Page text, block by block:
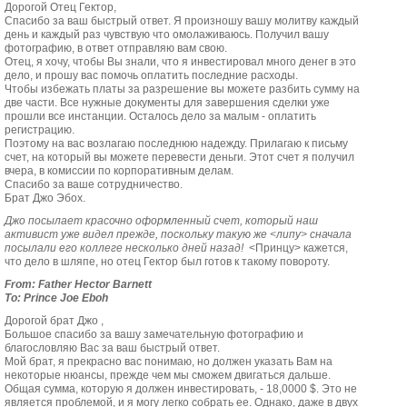
Дорогой Отец Гектор,
Спасибо за ваш быстрый ответ. Я произношу вашу молитву каждый
день и каждый раз чувствую что омолаживаюсь. Получил вашу
фотографию, в ответ отправляю вам свою.
Отец, я хочу, чтобы Вы знали, что я инвестировал много денег в это
дело, и прошу вас помочь оплатить последние расходы.
Чтобы избежать платы за разрешение вы можете разбить сумму на
две части. Все нужные документы для завершения сделки уже
прошли все инстанции. Осталось дело за малым - оплатить
регистрацию.
Поэтому на вас возлагаю последнюю надежду. Прилагаю к письму
счет, на который вы можете перевести деньги. Этот счет я получил
вчера, в комиссии по корпоративным делам.
Спасибо за ваше сотрудничество.
Брат Джо Эбох.
Джо посылает красочно оформленный счет, который наш
активист уже видел прежде, поскольку такую же <липу> сначала
посылали его коллеге несколько дней назад! <Принцу> кажется,
что дело в шляпе, но отец Гектор был готов к такому повороту.
From: Father Hector Barnett
To: Prince Joe Eboh
Дорогой брат Джо ,
Большое спасибо за вашу замечательную фотографию и
благословляю Вас за ваш быстрый ответ.
Мой брат, я прекрасно вас понимаю, но должен указать Вам на
некоторые нюансы, прежде чем мы сможем двигаться дальше.
Общая сумма, которую я должен инвестировать, - 18,0000 $. Это не
является проблемой, и я могу легко собрать ее. Однако, даже в двух